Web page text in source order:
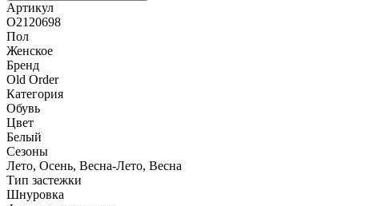
Артикул
O2120698
Пол
Женское
Бренд
Old Order
Категория
Обувь
Цвет
Белый
Сезоны
Лето, Осень, Весна-Лето, Весна
Тип застежки
Шнуровка